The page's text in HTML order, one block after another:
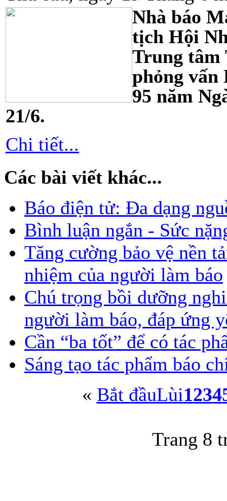
Nhà báo
tịch Hội
Trung
phỏng vấn
95 năm
21/6.
Chi tiết...
Các bài viết khác...
Báo điện tử: Đa dạng
Bình luận ngắn - Sức
Tăng cường bảo vệ nền
nhiệm của người làm báo
Chú trọng bồi dưỡng
người làm báo, đáp ứng
Cần “ba tốt” để có tác
Sáng tạo tác phẩm báo
« Bắt đầuLùi1234
Trang 8